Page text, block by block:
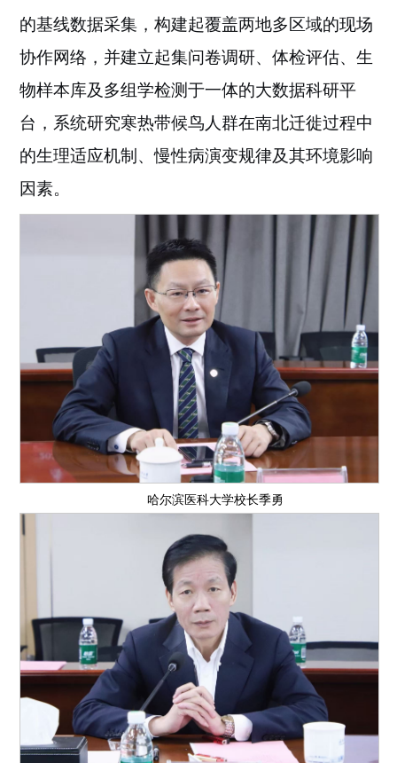
的基线数据采集，构建起覆盖两地多区域的现场
协作网络， 并建立起集问卷调研、体检评估、生
物样本库及多组学检测于一体的大数据科研平
台 ， 系统研究寒热带候鸟人群在南北迁徙过程中
的生理适应机制 、慢性病演变规律及其环境影响
因素。
哈尔滨医科大学校长季勇